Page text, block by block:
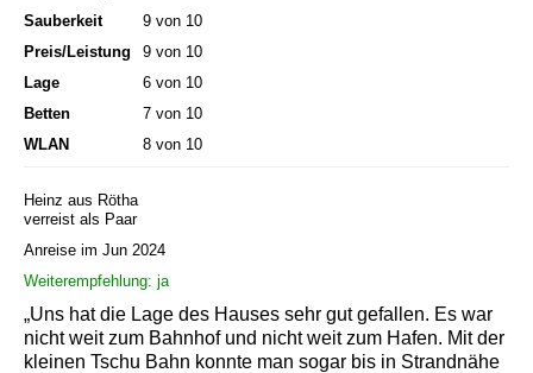
Sauberkeit
9 von 10
Preis/Leistung
9 von 10
Lage
6 von 10
Betten
7 von 10
WLAN
8 von 10
Heinz aus Rötha
verreist als Paar
Anreise im Jun 2024
Weiterempfehlung: ja
„Uns hat die Lage des Hauses sehr gut gefallen. Es war
nicht weit zum Bahnhof und nicht weit zum Hafen. Mit der
kleinen Tschu Bahn konnte man sogar bis in Strandnähe